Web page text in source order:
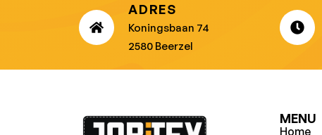
ADRES
Koningsbaan 74
2580 Beerzel
MENU
Home